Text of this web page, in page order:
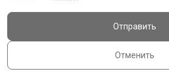
Отменить
Отправить